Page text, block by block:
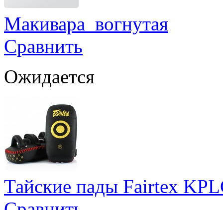
Макивара вогнутая
Сравнить
Ожидается
Тайские пады Fairtex